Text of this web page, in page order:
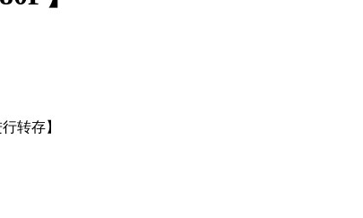
转存】